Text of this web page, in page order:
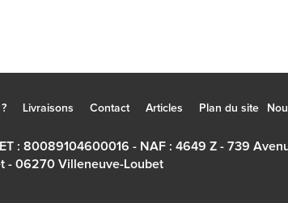
Livraisons Contact Articles Plan du site
: 80089104600016 - NAF : 4649 Z - 739
- 06270 Villeneuve-Loubet